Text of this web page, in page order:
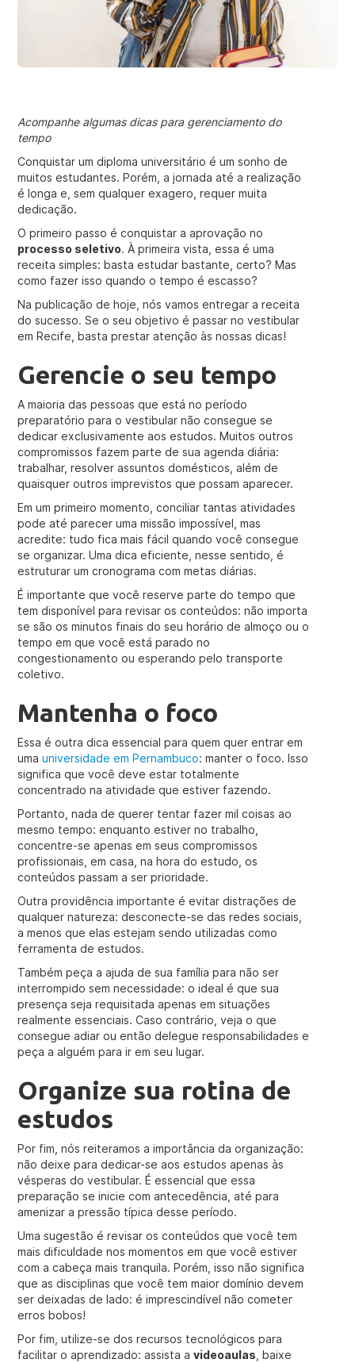
Acompanhe algumas dicas para gerenciamento do
tempo
Conquistar um diploma universitário é um sonho de
muitos estudantes. Porém, a jornada até a realização
é longa e, sem qualquer exagero, requer muita
dedicação.
O primeiro passo é conquistar a aprovação no
processo seletivo. À primeira vista, essa é uma
receita simples: basta estudar bastante, certo? Mas
como fazer isso quando o tempo é escasso?
Na publicação de hoje, nós vamos entregar a receita
do sucesso. Se o seu objetivo é passar no vestibular
em Recife, basta prestar atenção às nossas dicas!
Gerencie o seu tempo
A maioria das pessoas que está no período
preparatório para o vestibular não consegue se
dedicar exclusivamente aos estudos. Muitos outros
compromissos fazem parte de sua agenda diária:
trabalhar, resolver assuntos domésticos, além de
quaisquer outros imprevistos que possam aparecer.
Em um primeiro momento, conciliar tantas atividades
pode até parecer uma missão impossível, mas
acredite: tudo fica mais fácil quando você consegue
se organizar. Uma dica eficiente, nesse sentido, é
estruturar um cronograma com metas diárias.
É importante que você reserve parte do tempo que
tem disponível para revisar os conteúdos: não importa
se são os minutos finais do seu horário de almoço ou o
tempo em que você está parado no
congestionamento ou esperando pelo transporte
coletivo.
Mantenha o foco
Essa é outra dica essencial para quem quer entrar em
umauniversidade em Pernambuco: manter o foco. Isso
significa que você deve estar totalmente
concentrado na atividade que estiver fazendo.
Portanto, nada de querer tentar fazer mil coisas ao
mesmo tempo: enquanto estiver no trabalho,
concentre-se apenas em seus compromissos
profissionais, em casa, na hora do estudo, os
conteúdos passam a ser prioridade.
Outra providência importante é evitar distrações de
qualquer natureza: desconecte-se das redes sociais,
a menos que elas estejam sendo utilizadas como
ferramenta de estudos.
Também peça a ajuda de sua família para não ser
interrompido sem necessidade: o ideal é que sua
presença seja requisitada apenas em situações
realmente essenciais. Caso contrário, veja o que
consegue adiar ou então delegue responsabilidades e
peça a alguém para ir em seu lugar.
Organize sua rotina de
estudos
Por fim, nós reiteramos a importância da organização:
não deixe para dedicar-se aos estudos apenas às
vésperas do vestibular. É essencial que essa
preparação se inicie com antecedência, até para
amenizar a pressão típica desse período.
Uma sugestão é revisar os conteúdos que você tem
mais dificuldade nos momentos em que você estiver
com a cabeça mais tranquila. Porém, isso não significa
que as disciplinas que você tem maior domínio devem
ser deixadas de lado: é imprescindível não cometer
erros bobos!
Por fim, utilize-se dos recursos tecnológicos para
facilitar o aprendizado: assista avideoaulas , baixe